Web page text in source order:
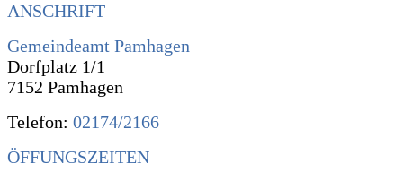
ANSCHRIFT
Gemeindeamt Pamhagen
Dorfplatz 1/1
7152 Pamhagen
Telefon: 02174/2166
ÖFFUNGSZEITEN